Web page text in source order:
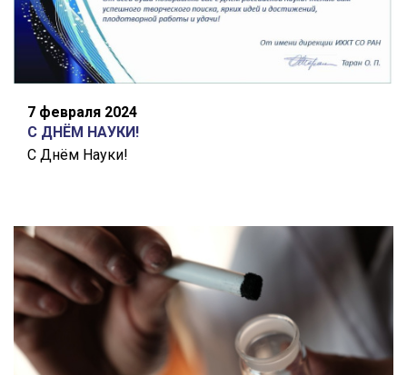
7 февраля 2024
С ДНЁМ НАУКИ!
С Днём Науки!